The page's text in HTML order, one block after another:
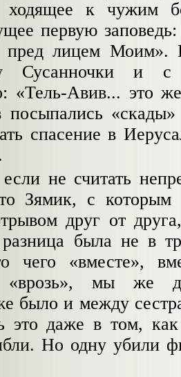
ходящее к чужим
первую
пред лицем
Сусанночки и с
«Тель-Авив... это
посыпались
спасение в
не считать
Зямик, с
друг от
разница была не в
чего «вместе»,
«врозь», мы же
было и между
это даже в том,
Но одну убили